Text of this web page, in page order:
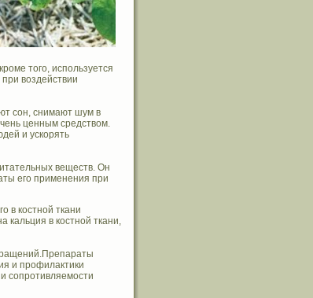
того, используется
воздействии
сон, снимают шум в
ценным средством.
и ускорять
веществ. Он
его применения при
в костной ткани
кальция в костной ткани,
и профилактики
сопротивляемости